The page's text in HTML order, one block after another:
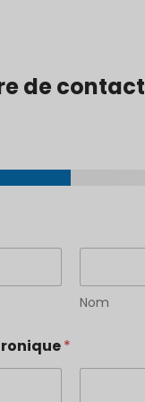
de contact
Nom
*